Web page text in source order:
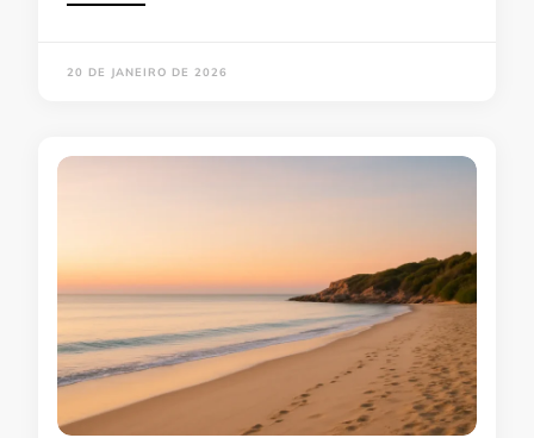
20 DE JANEIRO DE 2026